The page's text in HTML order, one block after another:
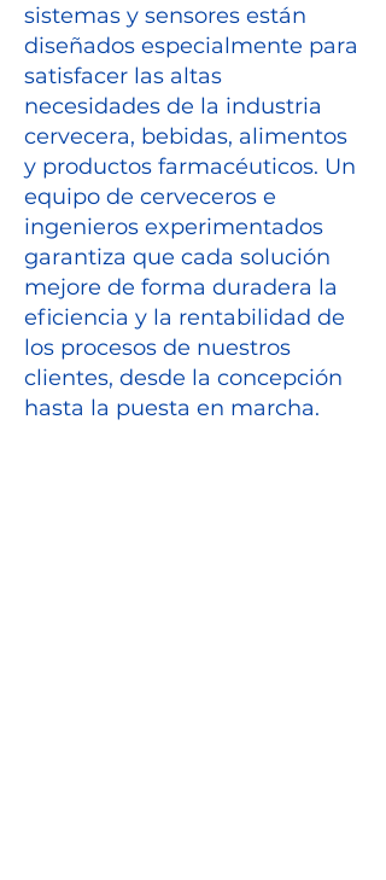
sistemas y sensores están
diseñados especialmente para
satisfacer las altas
necesidades de la industria
cervecera, bebidas, alimentos
y productos farmacéuticos. Un
equipo de cerveceros e
ingenieros experimentados
garantiza que cada solución
mejore de forma duradera la
eficiencia y la rentabilidad de
los procesos de nuestros
clientes, desde la concepción
hasta la puesta en marcha.